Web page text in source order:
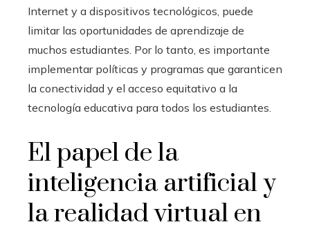
Internet y a dispositivos tecnológicos, puede
limitar las oportunidades de aprendizaje de
muchos estudiantes. Por lo tanto, es importante
implementar políticas y programas que garanticen
la conectividad y el acceso equitativo a la
tecnología educativa para todos los estudiantes.
El papel de la
inteligencia artificial y
la realidad virtual en